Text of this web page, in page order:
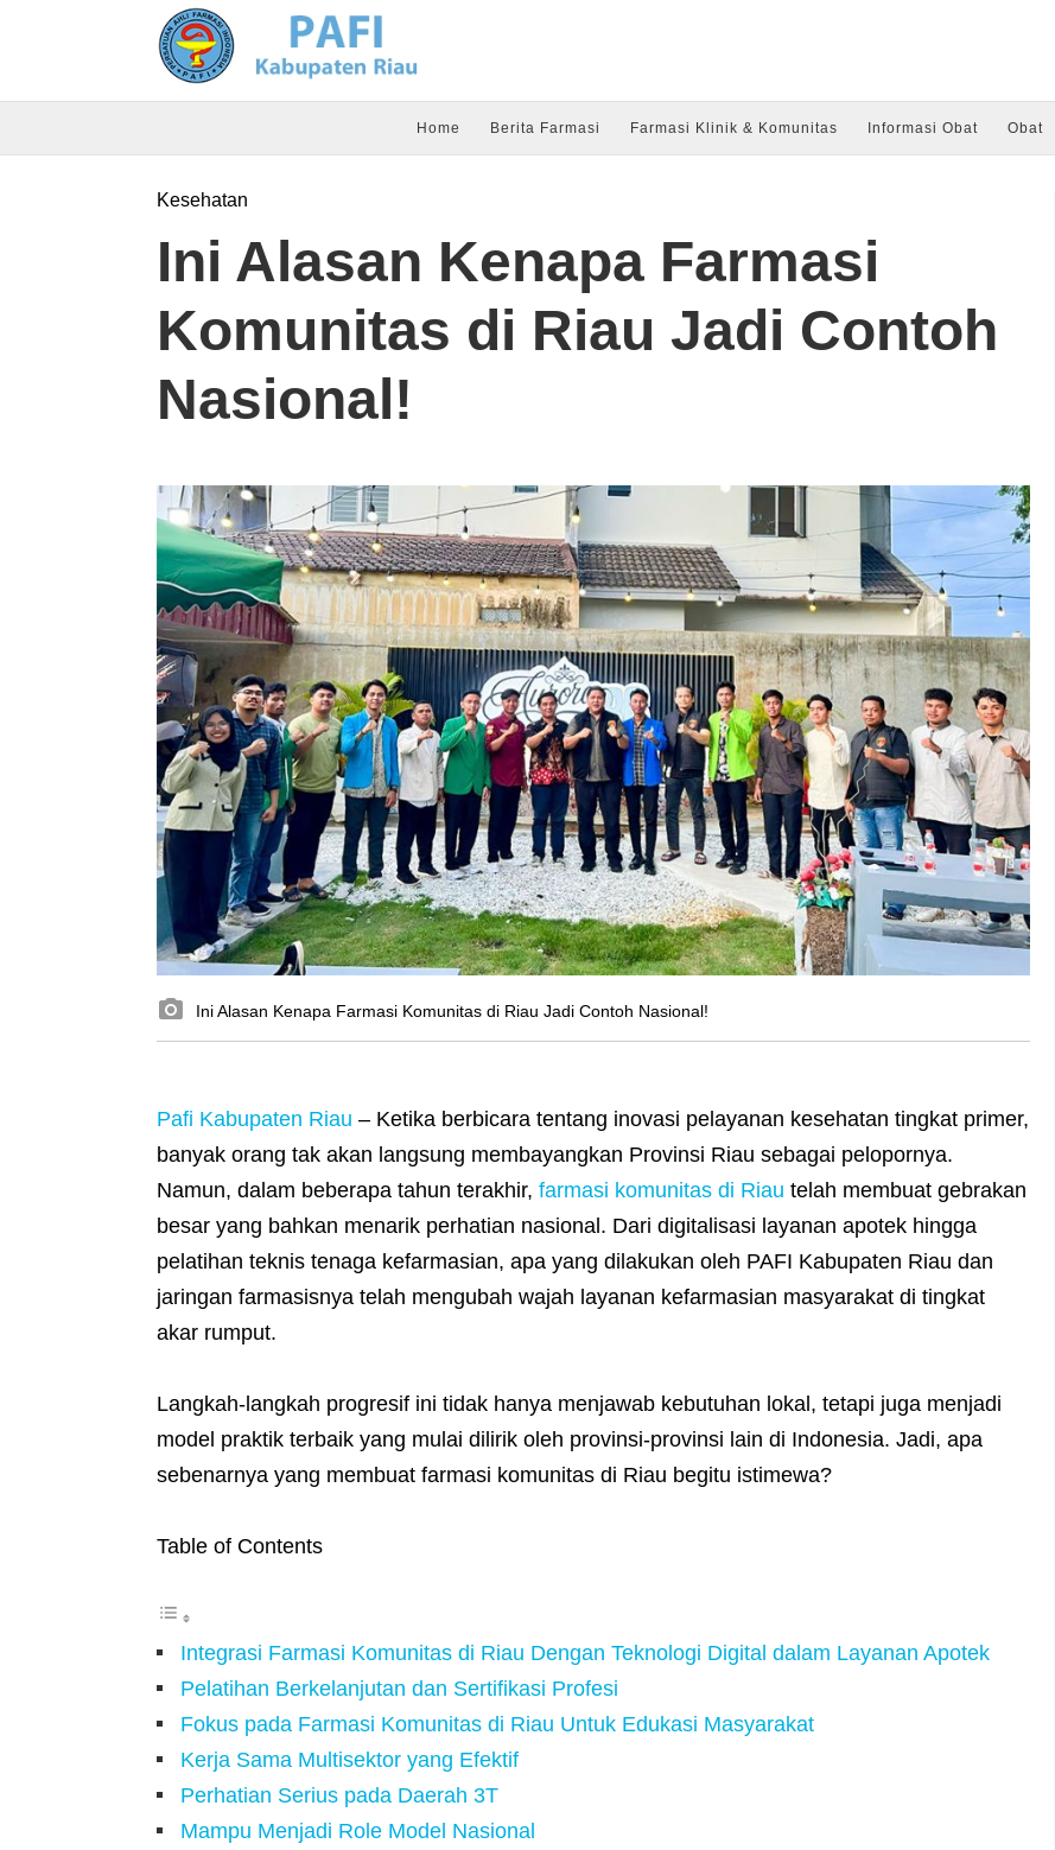
Home Berita Farmasi Farmasi Klinik & Komunitas Informasi Obat Obat
Kesehatan
Ini Alasan Kenapa Farmasi
Komunitas di Riau Jadi Contoh
Nasional!
Ini Alasan Kenapa Farmasi Komunitas di Riau Jadi Contoh Nasional!
Pafi Kabupaten Riau – Ketika berbicara tentang inovasi pelayanan kesehatan tingkat primer,
banyak orang tak akan langsung membayangkan Provinsi Riau sebagai pelopornya.
Namun, dalam beberapa tahun terakhir, farmasi komunitas di Riau telah membuat gebrakan
besar yang bahkan menarik perhatian nasional. Dari digitalisasi layanan apotek hingga
pelatihan teknis tenaga kefarmasian, apa yang dilakukan oleh PAFI Kabupaten Riau dan
jaringan farmasisnya telah mengubah wajah layanan kefarmasian masyarakat di tingkat
akar rumput.
Langkah-langkah progresif ini tidak hanya menjawab kebutuhan lokal, tetapi juga menjadi
model praktik terbaik yang mulai dilirik oleh provinsi-provinsi lain di Indonesia. Jadi, apa
sebenarnya yang membuat farmasi komunitas di Riau begitu istimewa?
Table of Contents
Integrasi Farmasi Komunitas di Riau Dengan Teknologi Digital dalam Layanan Apotek
Pelatihan Berkelanjutan dan Sertifikasi Profesi
Fokus pada Farmasi Komunitas di Riau Untuk Edukasi Masyarakat
Kerja Sama Multisektor yang Efektif
Perhatian Serius pada Daerah 3T
Mampu Menjadi Role Model Nasional